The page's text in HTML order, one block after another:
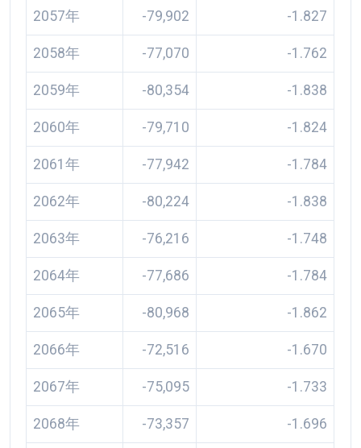
2057年 -79,902 -1.827
2058年 -77,070 -1.762
2059年 -80,354 -1.838
2060年 -79,710 -1.824
2061年 -77,942 -1.784
2062年 -80,224 -1.838
2063年 -76,216 -1.748
2064年 -77,686 -1.784
2065年 -80,968 -1.862
2066年 -72,516 -1.670
2067年 -75,095 -1.733
2068年 -73,357 -1.696